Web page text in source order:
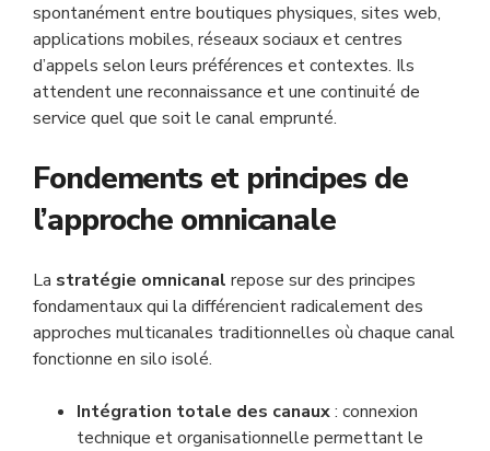
spontanément entre boutiques physiques, sites web,
applications mobiles, réseaux sociaux et centres
d’appels selon leurs préférences et contextes. Ils
attendent une reconnaissance et une continuité de
service quel que soit le canal emprunté.
Fondements et principes de
l’approche omnicanale
La stratégie omnicanal repose sur des principes
fondamentaux qui la différencient radicalement des
approches multicanales traditionnelles où chaque canal
fonctionne en silo isolé.
Intégration totale des canaux: connexion
technique et organisationnelle permettant le